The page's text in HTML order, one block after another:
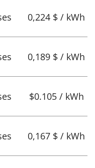
0,224 $ / kWh
0,189 $ / kWh
$0.105 / kWh
0,167 $ / kWh